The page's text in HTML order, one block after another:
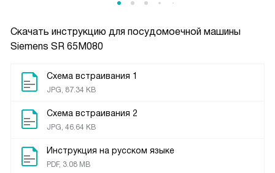
Скачать инструкцию для посудомоечной машины
Siemens SR 65M080
Схема встраивания 1
JPG, 87.34 KB
Схема встраивания 2
JPG, 46.64 KB
Инструкция на русском языке
PDF, 3.08 MB